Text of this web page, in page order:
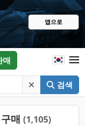
앱으로
검색
매
매 (1,105)